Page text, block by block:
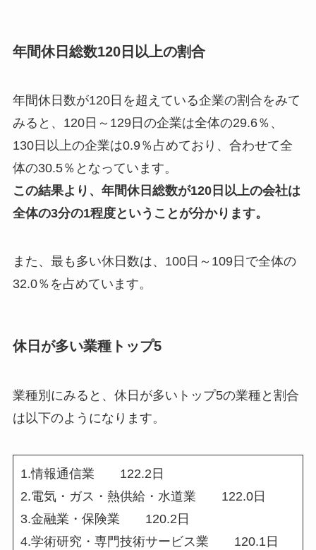
年間休日総数120日以上の割合
年間休日数が120日を超えている企業の割合をみて
みると、120日～129日の企業は全体の29.6％、
130日以上の企業は0.9％占めており、合わせて全
体の30.5％となっています。
この結果より、年間休日総数が120日以上の会社は
全体の3分の1程度ということが分かります。
また、最も多い休日数は、100日～109日で全体の
32.0％を占めています。
休日が多い業種トップ5
業種別にみると、休日が多いトップ5の業種と割合
は以下のようになります。
1.情報通信業 122.2日
2.電気・ガス・熱供給・水道業 122.0日
3.金融業・保険業 120.2日
4.学術研究・専門技術サービス業 120.1日